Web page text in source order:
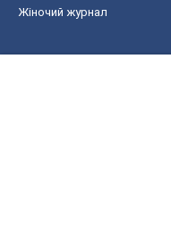
Жіночий журнал